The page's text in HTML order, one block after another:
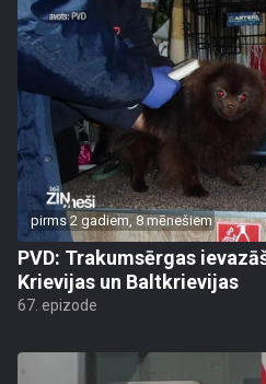
pirms 2 gadiem, 8 mēnešiem
PVD: Trakumsērgas
Krievijas un Baltkrievijas
67. epizode